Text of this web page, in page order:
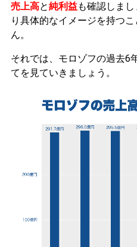
売上高と純利益も確認しま
り具体的なイメージを持つ
ん。
それでは、モロゾフの過去6
てを見ていきましょう。